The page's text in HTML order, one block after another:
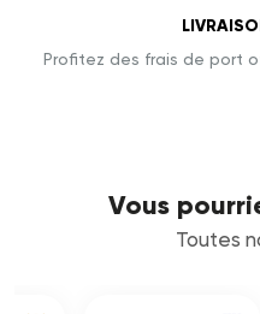
Profitez des frais de port
Vous
Toutes